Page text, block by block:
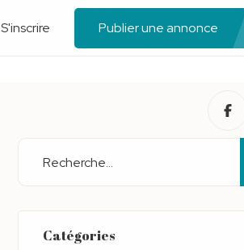
S'inscrire Publier une annonce
Catégories